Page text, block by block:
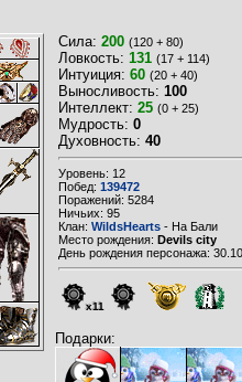
Сила: 200 (120 + 80)
Ловкость: 131 (17 + 114)
Интуиция: 60 (20 + 40)
Выносливость: 100
Интеллект: 25 (0 + 25)
Мудрость: 0
Духовность: 40
Уровень: 12
Побед: 139472
Поражений: 5284
Ничьих: 95
Клан: WildsHearts - На Бали
Место рождения: Devils city
День рождения персонажа:
x11
Подарки: